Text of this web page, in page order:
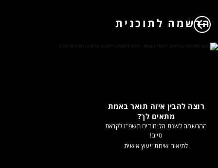
הרשמה לתוכנית
רוצה להבין איזה תואר באמת
מתאים לך?
ההרשמה לשנת הלימודים תשפ"ז לקראת
סיום!
לתיאום שיחת ייעוץ אישית